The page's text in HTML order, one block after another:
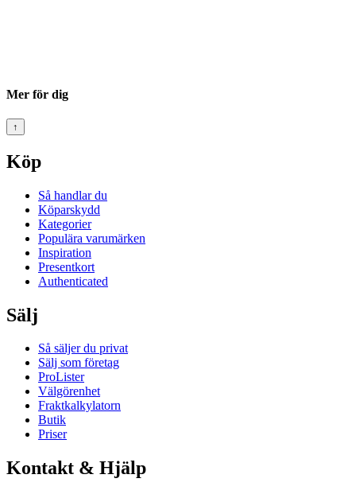
Mer för dig
↑
Köp
Så handlar du
Köparskydd
Kategorier
Populära varumärken
Inspiration
Presentkort
Authenticated
Sälj
Så säljer du privat
Sälj som företag
ProLister
Välgörenhet
Fraktkalkylatorn
Butik
Priser
Kontakt & Hjälp